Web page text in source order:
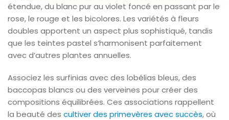
étendue, du blanc pur au violet foncé en passant par le
rose, le rouge et les bicolores. Les variétés à fleurs
doubles apportent un aspect plus sophistiqué, tandis
que les teintes pastel s’harmonisent parfaitement
avec d’autres plantes annuelles.
Associez les surfinias avec des lobélias bleus, des
baccopas blancs ou des verveines pour créer des
compositions équilibrées. Ces associations rappellent
la beauté des cultiver des primevères avec succès, où